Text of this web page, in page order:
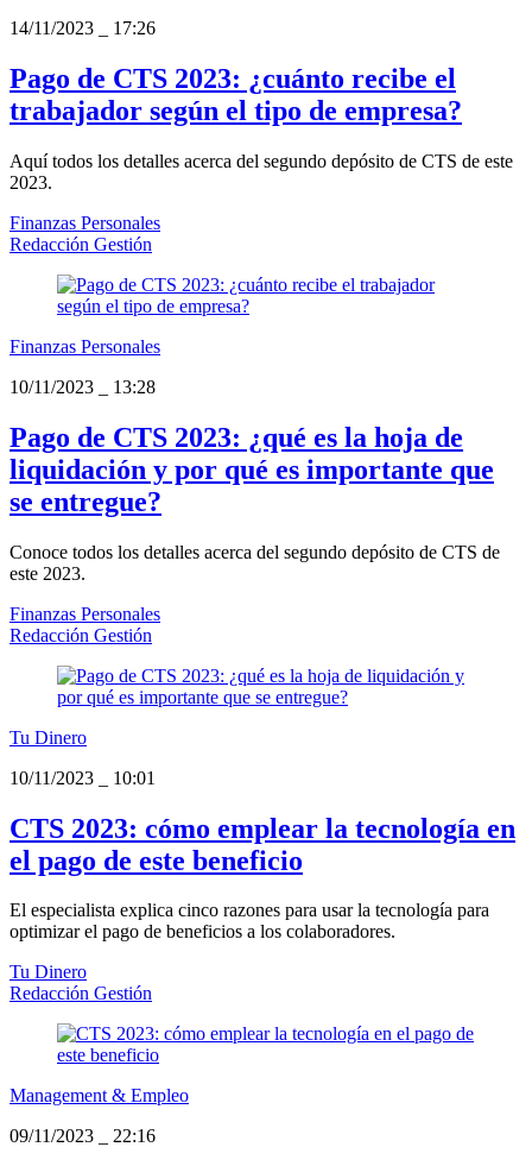
14/11/2023
17:26
Pago de CTS 2023: ¿cuánto recibe el
trabajador según el tipo de empresa?
Aquí todos los detalles acerca del segundo depósito de CTS de este
2023.
Finanzas Personales
Redacción Gestión
Finanzas Personales
10/11/2023
13:28
Pago de CTS 2023: ¿qué es la hoja de
liquidación y por qué es importante que
se entregue?
Conoce todos los detalles acerca del segundo depósito de CTS de
este 2023.
Finanzas Personales
Redacción Gestión
Tu Dinero
10/11/2023
10:01
CTS 2023: cómo emplear la tecnología en
el pago de este beneficio
El especialista explica cinco razones para usar la tecnología para
optimizar el pago de beneficios a los colaboradores.
Tu Dinero
Redacción Gestión
Management & Empleo
09/11/2023
22:16